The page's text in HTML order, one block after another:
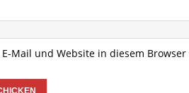
Mail und Website in diesem